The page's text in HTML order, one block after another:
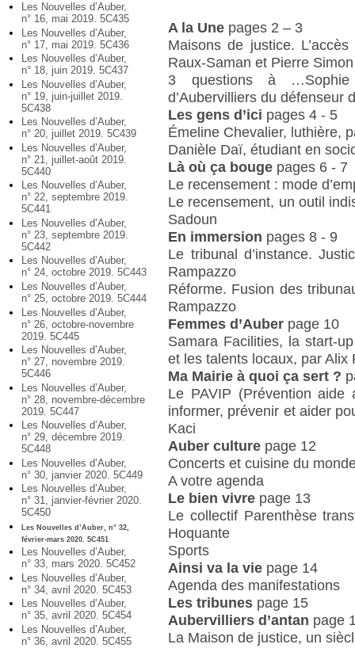
Les Nouvelles d’Auber,
n° 16, mai 2019. 5C435
Les Nouvelles d’Auber,
n° 17, mai 2019. 5C436
Les Nouvelles d’Auber,
n° 18, juin 2019. 5C437
Les Nouvelles d’Auber,
n° 19, juin-juillet 2019.
5C438
Les Nouvelles d’Auber,
n° 20, juillet 2019. 5C439
Les Nouvelles d’Auber,
n° 21, juillet-août 2019.
5C440
Les Nouvelles d’Auber,
n° 22, septembre 2019.
5C441
Les Nouvelles d’Auber,
n° 23, septembre 2019.
5C442
Les Nouvelles d’Auber,
n° 24, octobre 2019. 5C443
Les Nouvelles d’Auber,
n° 25, octobre 2019. 5C444
Les Nouvelles d’Auber,
n° 26, octobre-novembre
2019. 5C445
Les Nouvelles d’Auber,
n° 27, novembre 2019.
5C446
Les Nouvelles d’Auber,
n° 28, novembre-décembre
2019. 5C447
Les Nouvelles d’Auber,
n° 29, décembre 2019.
5C448
Les Nouvelles d’Auber,
n° 30, janvier 2020. 5C449
Les Nouvelles d’Auber,
n° 31, janvier-février 2020.
5C450
Les Nouvelles d’Auber, n° 32,
février-mars 2020. 5C451
Les Nouvelles d’Auber,
n° 33, mars 2020. 5C452
Les Nouvelles d’Auber,
n° 34, avril 2020. 5C453
Les Nouvelles d’Auber,
n° 35, avril 2020. 5C454
Les Nouvelles d’Auber,
n° 36, avril 2020. 5C455
A la Une pages 2 – 3
Maisons de justice.
Raux-Saman et Pierre Simon
3 questions à …Sophie
d’Aubervilliers du défenseur
Les gens d’ici pages 4 - 5
Émeline Chevalier, luthière,
Danièle Daï, étudiant en
Là où ça bouge pages 6 - 7
Le recensement : mode
Le recensement, un outil
Sadoun
En immersion pages 8 - 9
Le tribunal d’instance.
Rampazzo
Réforme. Fusion des
Rampazzo
Femmes d’Auber page 10
Samara Facilities, la start-
et les talents locaux, par Alix
Ma Mairie à quoi ça sert ?
Le PAVIP (Prévention aide
informer, prévenir et aider
Kaci
Auber culture page 12
Concerts et cuisine du
A votre agenda
Le bien vivre page 13
Le collectif Parenthèse
Hoquante
Sports
Ainsi va la vie page 14
Agenda des manifestations
Les tribunes page 15
Aubervilliers d’antan page
La Maison de justice, un